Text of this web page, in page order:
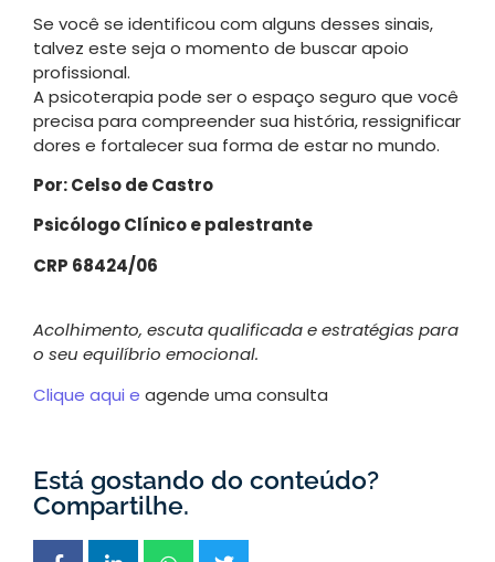
Se você se identificou com alguns desses sinais,
talvez este seja o momento de buscar apoio
profissional.
A psicoterapia pode ser o espaço seguro que você
precisa para compreender sua história, ressignificar
dores e fortalecer sua forma de estar no mundo.
Por: Celso de Castro
Psicólogo Clínico e palestrante
CRP 68424/06
Acolhimento, escuta qualificada e estratégias para
o seu equilíbrio emocional.
Clique aqui e agende uma consulta
Está gostando do conteúdo?
Compartilhe.